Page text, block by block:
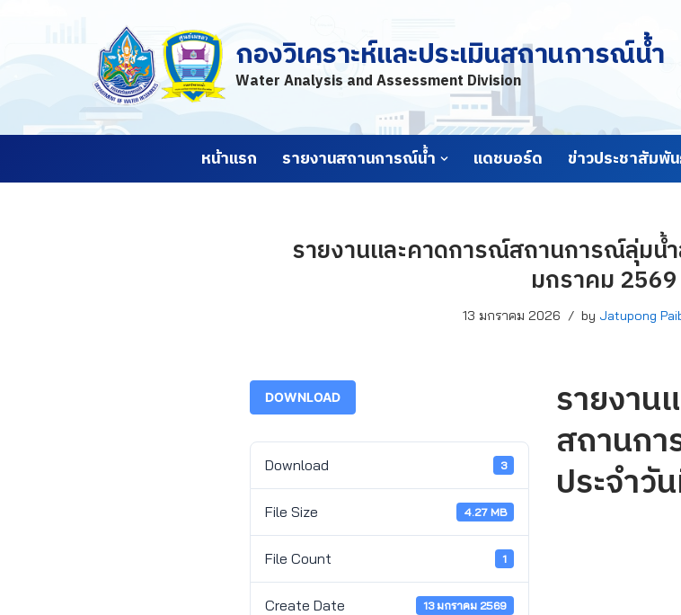
กองวิเคราะห์และประเมินสถานการณ์น้ำ
Water Analysis and Assessment Division
หน้าแรก รายงานสถานการณ์น้ำ แดชบอร์ด ข่าวประชาสัมพั
รายงานและคาดการณ์สถานการณ์ลุ่มน้
มกราคม 2569
13 มกราคม 2026 by Jatupong
DOWNLOAD
Download 3
File Size 4.27 MB
File Count 1
Create Date 13 มกราคม 2569
รายงาน
สถานก
ประจำวั